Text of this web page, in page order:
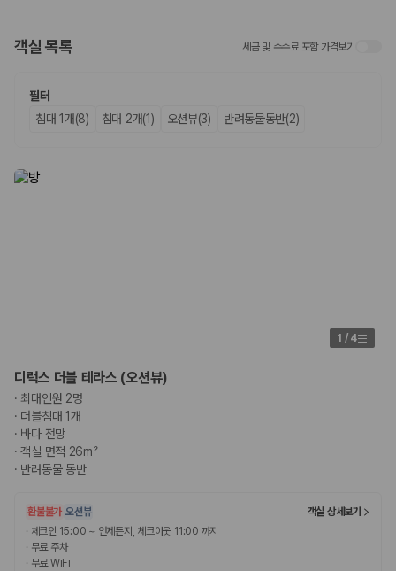
업체별 가격비교:
제주 렌트카 업체별 실시간 예약 가능 차량과 요금
차종별 최저가 비교:
인원에 맞는 차종별 가격을 비교합니다.
보험 조건 비교:일반자차, 완전자차, 슈퍼자차의 면책금과 보상 한
확인합니다.
실시간 예약:
제주렌트카 최저가는 차량 기본요금만으로 판단하기 어렵습니다. 보험 포
함 여부, 면책금, 보상 한도, 옵션 비용, 취소 수수료를 함께 확인해야 실제
로 저렴한 차량을 고를 수 있습니다.
2. 보험 조건은 가격만큼 중요합니다
완전자차와 슈퍼자차는 업체별 보장 범위가 다를 수 있습니다. 카모아에서
는 제주 렌트카 가격과 함께 보험 조건을 비교해 여행 스타일에 맞는 보장
수준을 선택할 수 있습니다.
3. 제주공항 접근성과 셔틀 조건을 함께 확인하세요
제주 렌트카는 차량 인수 위치와 셔틀 편의성에 따라 실제 이용 만족도가
달라집니다. 공항에서 렌트카 사무실까지의 이동 조건을 가격과 함께 비교
객실 목록 세금 및 수수료 포함 가격보기
필터
침대 1개(8)
침대 2개(1) 오션뷰(3) 반려동물동반(2)
1 / 4
디럭스 더블 테라스 (오션뷰)
· 최대인원 2명
· 더블침대 1개
· 바다 전망
·객실 면적 26m²
· 반려동물 동반
환불불가 오션뷰
객실 상세보기
· 체크인 15:00 ~ 언제든지, 체크아웃 11:00 까지
· 무료 주차
· 무료 WiFi